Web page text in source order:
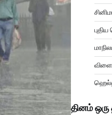
தினம் ஒரு